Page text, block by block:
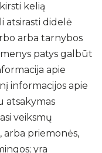
kelią
atsirasti didelė
arba tarnybos
patys galbūt
apie
informacijos apie
atsakymas
veiksmų
priemonės,
yra